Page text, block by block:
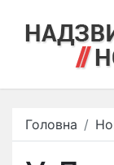
Головна